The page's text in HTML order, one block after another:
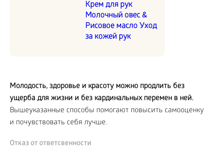
Крем для рук
Молочный овес &
Рисовое масло Уход
за кожей рук
Молодость, здоровье и красоту можно продлить без
ущерба для жизни и без кардинальных перемен в ней.
Вышеуказанные способы помогают повысить самооценку
и почувствовать себя лучше.
Отказ от ответсвенности